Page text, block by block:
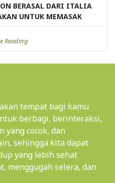
BERASAL DARI ITALIA
UNTUK MEMASAK
Reading
tempat bagi kamu
berbagi, berinteraksi,
yang cocok, dan
sehingga kita dapat
yang lebih sehat
menggugah selera, dan